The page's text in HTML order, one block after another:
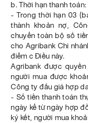
b. Thời hạn thanh toán:
- Trong thời hạn 03
thành khoản nợ,
chuyển toàn bộ số
cho Agribank Chi
điểm c Điều này.
Agribank được
người mua được
Công ty đấu giá hợp
- Số tiền thanh toán
ngày kể từ ngày hợp
ký kết, người mua